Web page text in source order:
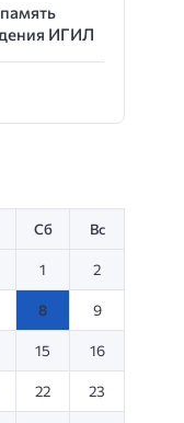
ИГИЛ
Сб Вс
1 2
8 9
15 16
22 23